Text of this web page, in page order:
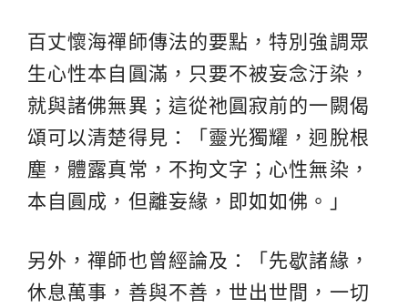
百丈懷海禪師傳法的要點，特別強調眾
生心性本自圓滿，只要不被妄念汙染，
就與諸佛無異；這從祂圓寂前的一闕偈
頌可以清楚得見：「靈光獨耀，迥脫根
塵，體露真常，不拘文字；心性無染，
本自圓成，但離妄緣，即如如佛。」
另外，禪師也曾經論及：「先歇諸緣，
休息萬事，善與不善，世出世間，一切